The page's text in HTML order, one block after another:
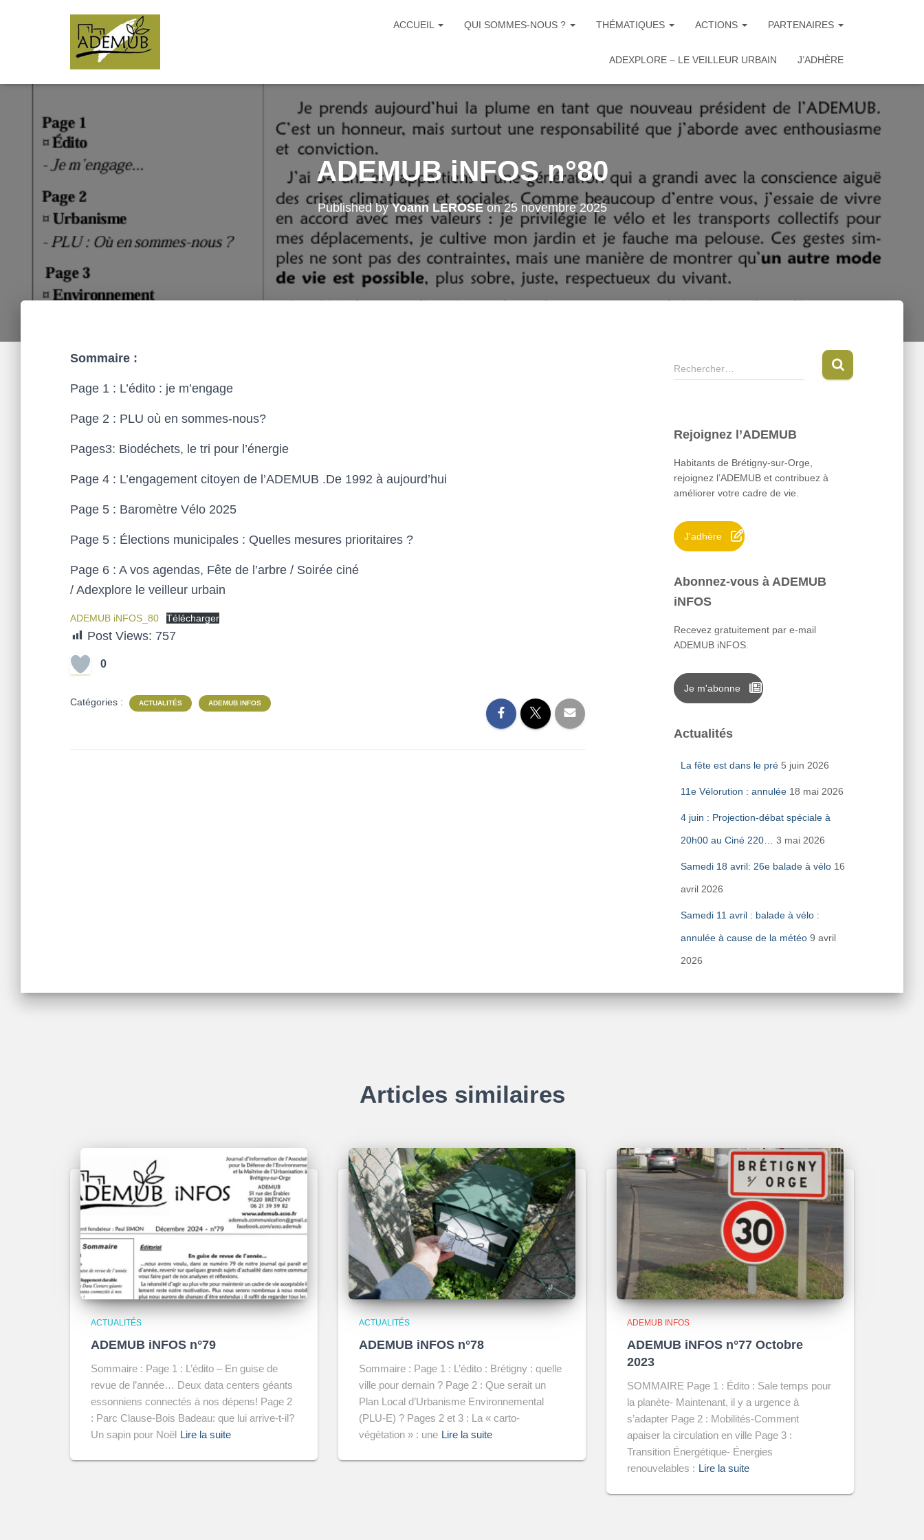
ACCUEIL QUI SOMMES-NOUS ? THÉMATIQUES ACTIONS PARTENAIRES
ADEXPLORE – LE VEILLEUR URBAIN J’ADHÈRE
ADEMUB iNFOS n°80
Published byYoann LEROSEon25 novembre 2025
Sommaire :
Page 1 : L’édito : je m’engage
Page 2 : PLU où en sommes-nous?
Pages3: Biodéchets, le tri pour l’énergie
Page 4 : L’engagement citoyen de l’ADEMUB .De 1992 à aujourd’hui
Page 5 : Baromètre Vélo 2025
Page 5 : Élections municipales : Quelles mesures prioritaires ?
Page 6 : A vos agendas, Fête de l’arbre / Soirée ciné
/ Adexplore le veilleur urbain
ADEMUB iNFOS_80 Télécharger
Post Views: 757
0
Catégories : ACTUALITÉS ADEMUB INFOS
R
e
r
h
e
r
:
Rechercher…
Rejoignez l’ADEMUB
Habitants de Brétigny-sur-Orge,
rejoignez l’ADEMUB et contribuez à
améliorer votre cadre de vie.
J'adhère
Abonnez-vous à ADEMUB
iNFOS
Recevez gratuitement par e-mail
ADEMUB iNFOS.
Je m'abonne
Actualités
La fête est dans le pré 5 juin 2026
11e Vélorution : annulée 18 mai 2026
4 juin : Projection-débat spéciale à
20h00 au Ciné 220… 3 mai 2026
Samedi 18 avril: 26e balade à vélo 16
avril 2026
Samedi 11 avril : balade à vélo :
annulée à cause de la météo 9 avril
2026
Articles similaires
ACTUALITÉS
ADEMUB iNFOS n°79
Sommaire : Page 1 : L’édito – En guise de
revue de l’année… Deux data centers géants
essonniens connectés à nos dépens! Page 2
: Parc Clause-Bois Badeau: que lui arrive-t-il?
Un sapin pour Noël Lire la suite
ACTUALITÉS
ADEMUB iNFOS n°78
Sommaire : Page 1 : L’édito : Brétigny : quelle
ville pour demain ? Page 2 : Que serait un
Plan Local d’Urbanisme Environnemental
(PLU-E) ? Pages 2 et 3 : La « carto-
végétation » : une Lire la suite
ADEMUB INFOS
ADEMUB iNFOS n°77 Octobre
2023
SOMMAIRE Page 1 : Édito : Sale temps pour
la planète- Maintenant, il y a urgence à
s’adapter Page 2 : Mobilités-Comment
apaiser la circulation en ville Page 3 :
Transition Énergétique- Énergies
renouvelables : Lire la suite